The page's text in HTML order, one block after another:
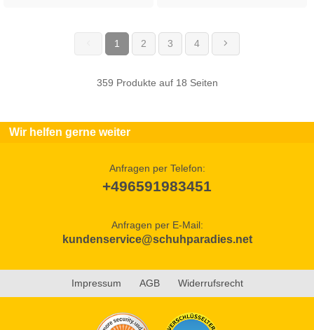
1 (current)
2 3 4
359 Produkte auf 18 Seiten
Wir helfen gerne weiter
Anfragen per Telefon:
+496591983451
Anfragen per E-Mail:
kundenservice@schuhparadies.net
Impressum AGB Widerrufsrecht